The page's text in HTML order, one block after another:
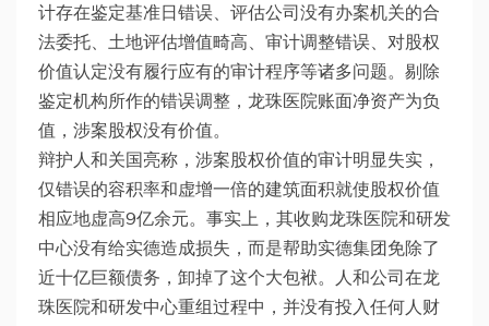
计存在鉴定基准日错误、评估公司没有办案机关的合
法委托、土地评估增值畸高、审计调整错误、对股权
价值认定没有履行应有的审计程序等诸多问题。剔除
鉴定机构所作的错误调整，龙珠医院账面净资产为负
值，涉案股权没有价值。
辩护人和关国亮称，涉案股权价值的审计明显失实，
仅错误的容积率和虚增一倍的建筑面积就使股权价值
相应地虚高9亿余元。事实上，其收购龙珠医院和研发
中心没有给实德造成损失，而是帮助实德集团免除了
近十亿巨额债务，卸掉了这个大包袱。人和公司在龙
珠医院和研发中心重组过程中，并没有投入任何人财